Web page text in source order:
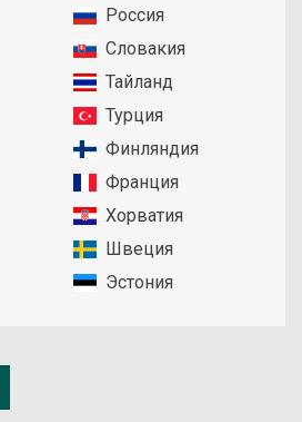
Россия
Словакия
Тайланд
Турция
Финляндия
Франция
Хорватия
Швеция
Эстония